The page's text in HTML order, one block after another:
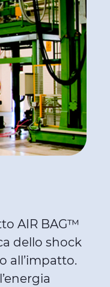
AIR BAG™
dello shock
all’impatto.